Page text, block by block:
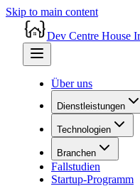
Skip to main content
Dev Centre House
Über uns
Dienstleistungen
Technologien
Branchen
Fallstudien
Startup-Programm